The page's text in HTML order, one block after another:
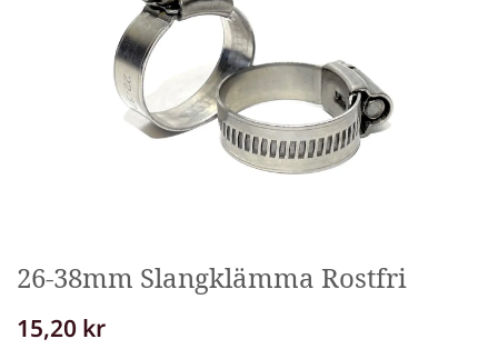
26-38mm Slangklämma Rostfri
15,20 kr